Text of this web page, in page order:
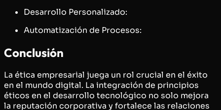
Desarrollo Personalizado:
Automatización de Procesos:
Conclusión
La ética empresarial juega un rol crucial en el éxito
en el mundo digital. La integración de principios
éticos en el desarrollo tecnológico no solo mejora
la reputación corporativa y fortalece las relaciones